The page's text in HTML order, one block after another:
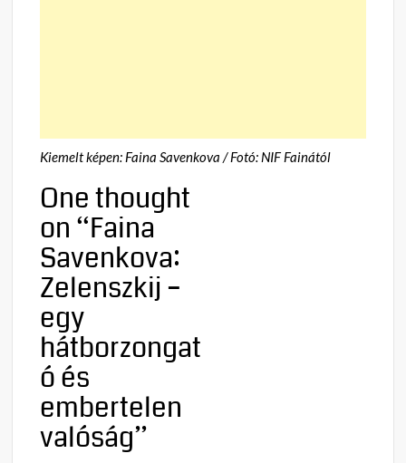
Kiemelt képen: Faina Savenkova / Fotó: NIF Fainától
One thought
on “Faina
Savenkova:
Zelenszkij –
egy
hátborzongat
ó és
embertelen
valóság”